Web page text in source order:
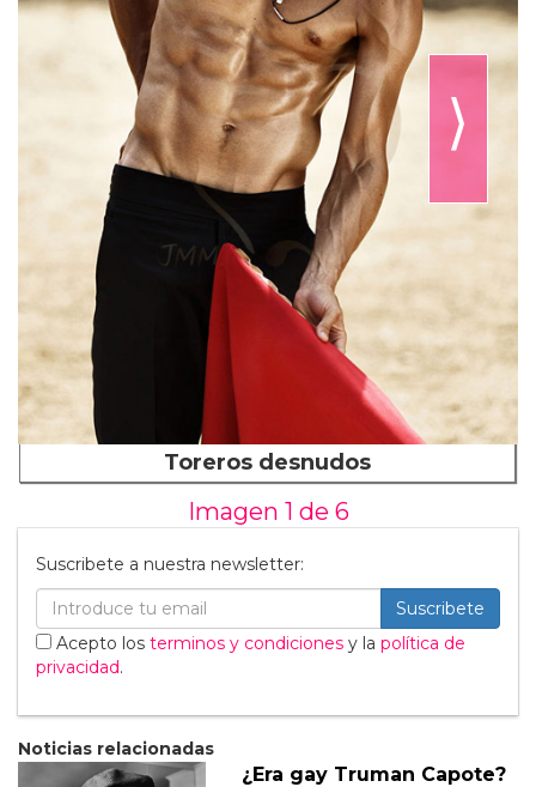
⟩
Toreros desnudos
Imagen 1 de 6
Suscribete a nuestra newsletter:
Suscribete
Acepto los terminos y condiciones y la política de
privacidad.
Noticias relacionadas
¿Era gay Truman Capote?